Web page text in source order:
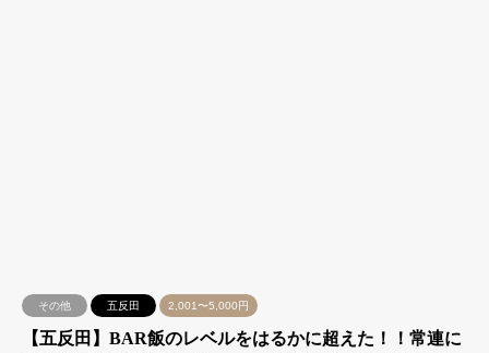
その他 五反田 2,001〜5,000円
【五反田】BAR飯のレベルをはるかに超えた！！常連に